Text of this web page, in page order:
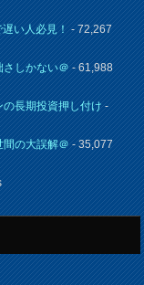
い人必見！- 72,267
さしかない＠- 61,988
長期投資押し付け-
間の大誤解＠- 35,077